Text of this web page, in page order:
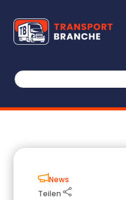
News
Teilen